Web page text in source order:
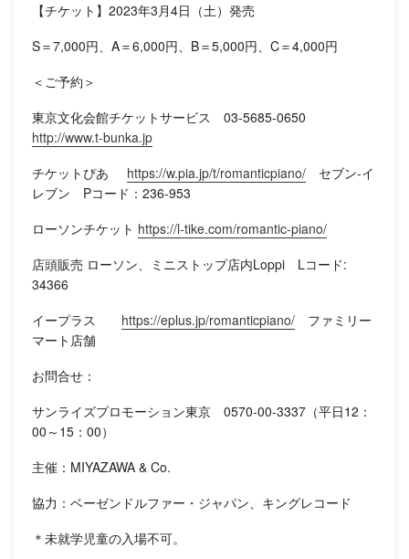
【チケット】2023年3月4日（土）発売
S＝7,000円、A＝6,000円、B＝5,000円、C＝4,000円
＜ご予約＞
東京文化会館チケットサービス 03-5685-0650
http://www.t-bunka.jp
チケットぴあ https://w.pia.jp/t/romanticpiano/ セブン-イ
レブン Pコード：236-953
ローソンチケット https://l-tike.com/romantic-piano/
店頭販売 ローソン、ミニストップ店内Loppi Lコード:
34366
イープラス https://eplus.jp/romanticpiano/ ファミリー
マート店舗
お問合せ：
サンライズプロモーション東京 0570-00-3337（平日12：
00～15：00）
主催：MIYAZAWA & Co.
協力：ベーゼンドルファー・ジャパン、キングレコード
＊未就学児童の入場不可。